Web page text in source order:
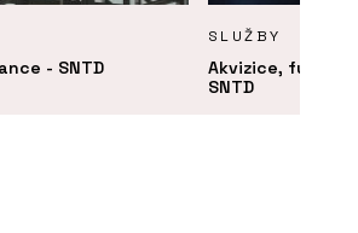
- SNTD
SLUŽBY
Akvizice, fúze a
SNTD